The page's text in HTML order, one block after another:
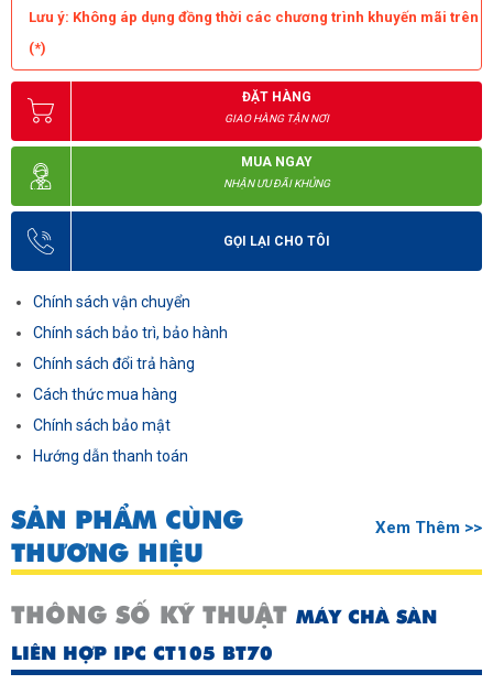
Lưu ý: Không áp dụng đồng thời các chương trình khuyến mãi trên
(*)
ĐẶT HÀNG
GIAO HÀNG TẬN NƠI
MUA NGAY
NHẬN ƯU ĐÃI KHỦNG
GỌI LẠI CHO TÔI
Chính sách vận chuyển
Chính sách bảo trì, bảo hành
Chính sách đổi trả hàng
Cách thức mua hàng
Chính sách bảo mật
Hướng dẫn thanh toán
SẢN PHẨM CÙNG
THƯƠNG HIỆU
Xem Thêm >>
THÔNG SỐ KỸ THUẬT MÁY CHÀ SÀN
LIÊN HỢP IPC CT105 BT70